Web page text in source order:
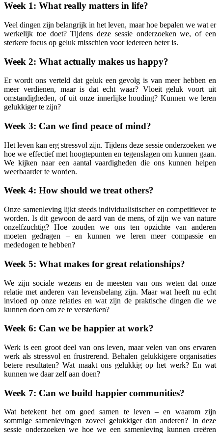
Week 1: What really matters in life?
Veel dingen zijn belangrijk in het leven, maar hoe bepalen we wat er
werkelijk toe doet? Tijdens deze sessie onderzoeken we, of een
sterkere focus op geluk misschien voor iedereen beter is.
Week 2: What actually makes us happy?
Er wordt ons verteld dat geluk een gevolg is van meer hebben en
meer verdienen, maar is dat echt waar? Vloeit geluk voort uit
omstandigheden, of uit onze innerlijke houding? Kunnen we leren
gelukkiger te zijn?
Week 3: Can we find peace of mind?
Het leven kan erg stressvol zijn. Tijdens deze sessie onderzoeken we
hoe we effectief met hoogtepunten en tegenslagen om kunnen gaan.
We kijken naar een aantal vaardigheden die ons kunnen helpen
weerbaarder te worden.
Week 4: How should we treat others?
Onze samenleving lijkt steeds individualistischer en competitiever te
worden. Is dit gewoon de aard van de mens, of zijn we van nature
onzelfzuchtig? Hoe zouden we ons ten opzichte van anderen
moeten gedragen – en kunnen we leren meer compassie en
mededogen te hebben?
Week 5: What makes for great relationships?
We zijn sociale wezens en de meesten van ons weten dat onze
relatie met anderen van levensbelang zijn. Maar wat heeft nu echt
invloed op onze relaties en wat zijn de praktische dingen die we
kunnen doen om ze te versterken?
Week 6: Can we be happier at work?
Werk is een groot deel van ons leven, maar velen van ons ervaren
werk als stressvol en frustrerend. Behalen gelukkigere organisaties
betere resultaten? Wat maakt ons gelukkig op het werk? En wat
kunnen we daar zelf aan doen?
Week 7: Can we build happier communities?
Wat betekent het om goed samen te leven – en waarom zijn
sommige samenlevingen zoveel gelukkiger dan anderen? In deze
sessie onderzoeken we hoe we een samenleving kunnen creëren